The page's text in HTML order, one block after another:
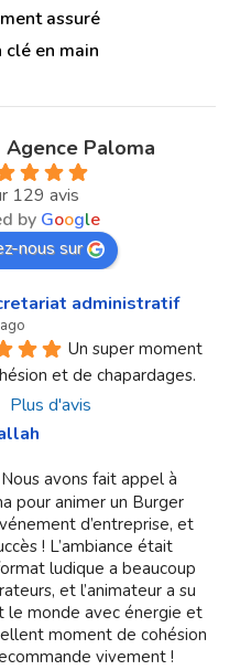
assuré
en main
Agence Paloma
129 avis
by Google
nous sur
administratif
Un super moment
et de chapardages.
Plus d'avis
Nous avons fait appel à
pour animer un Burger
d’entreprise, et
! L’ambiance était
ludique a beaucoup
et l’animateur a su
le monde avec énergie et
moment de cohésion
vivement !